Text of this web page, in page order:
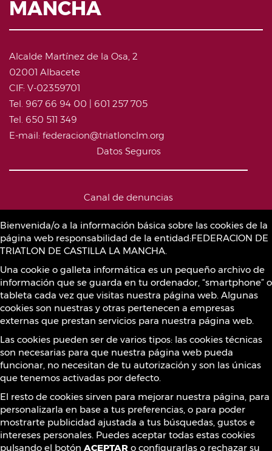
Bienvenida/o a la información básica sobre las cookies de la
página web responsabilidad de la entidad:FEDERACION DE
TRIATLON DE CASTILLA LA MANCHA.
Una cookie o galleta informática es un pequeño archivo de
información que se guarda en tu ordenador, “smartphone” o
tableta cada vez que visitas nuestra página web. Algunas
cookies son nuestras y otras pertenecen a empresas
externas que prestan servicios para nuestra página web.
Las cookies pueden ser de varios tipos: las cookies técnicas
son necesarias para que nuestra página web pueda
funcionar, no necesitan de tu autorización y son las únicas
que tenemos activadas por defecto.
El resto de cookies sirven para mejorar nuestra página, para
personalizarla en base a tus preferencias, o para poder
mostrarte publicidad ajustada a tus búsquedas, gustos e
intereses personales. Puedes aceptar todas estas cookies
pulsando el botón ACEPTAR o configurarlas o rechazar su
MANCHA
Alcalde Martínez de la Osa, 2
02001 Albacete
CIF: V-02359701
Tel. 967 66 94 00 | 601 257 705
Tel. 650 511 349
E-mail: federacion@triatlonclm.org
Datos Seguros
Canal de denuncias
Política de Cookies
Sustancias prohibidas
Contacto
¡Síguenos!